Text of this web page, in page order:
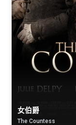
女伯爵
The Countess